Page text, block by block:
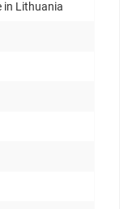
in Lithuania